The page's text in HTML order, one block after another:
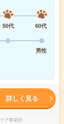
50代
60代
男性
詳しく見る
ア事業部